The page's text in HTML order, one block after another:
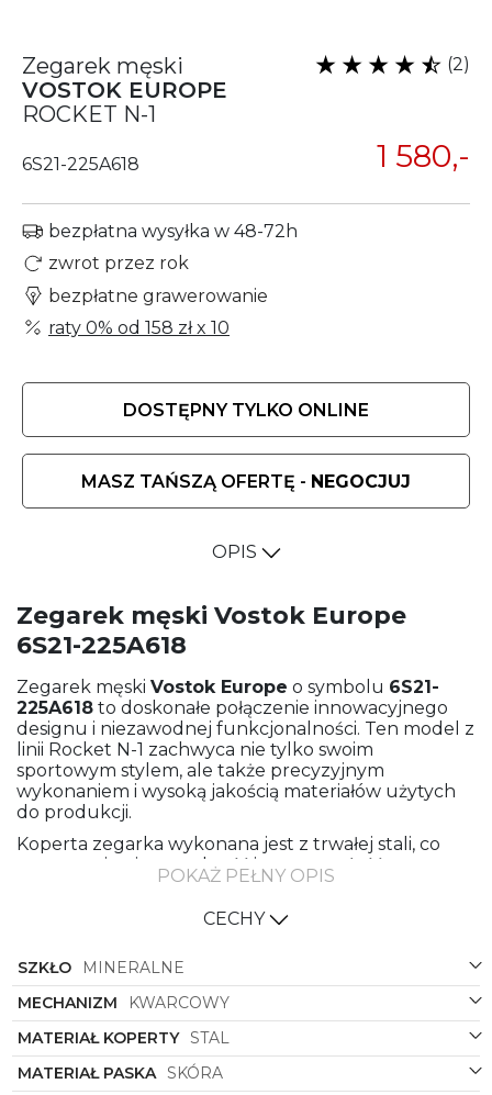
Zegarek męski
VOSTOK EUROPE
ROCKET N-1
(2)
6S21-225A618 1 580,-
bezpłatna wysyłka w 48-72h
zwrot przez rok
bezpłatne grawerowanie
raty 0% od 158 złx 10
DOSTĘPNY TYLKO ONLINE
MASZ TAŃSZĄ OFERTĘ - NEGOCJUJ
OPIS
Zegarek męski Vostok Europe
6S21-225A618
Zegarek męski Vostok Europe o symbolu 6S21-
225A618 to doskonałe połączenie innowacyjnego
designu i niezawodnej funkcjonalności. Ten model z
linii Rocket N-1 zachwyca nie tylko swoim
sportowym stylem, ale także precyzyjnym
wykonaniem i wysoką jakością materiałów użytych
do produkcji.
Koperta zegarka wykonana jest z trwałej stali, co
gwarantuje niezawodność i wytrzymałość przez
wiele lat. Jej kolorystyka to eleganckie połączenie
czerni i stali, które nadaje mu nowoczesny i
ponadczasowy charakter. Kształt koperty, okrągły i
przylega do nadgarstka, zapewniając maksymalny
komfort noszenia.
Pasek zegarka wykonany jest z wysokiej jakości
skóry w eleganckim brązowym kolorze, co dodaje
całości szyku i prestiżu. Skórzany pasek doskonale
komponuje się z czarną tarczą zegarka, tworząc
POKAŻ PEŁNY OPIS
CECHY
SZKŁO
MINERALNE
MECHANIZM
KWARCOWY
MATERIAŁ KOPERTY STAL
MATERIAŁ PASKA SKÓRA